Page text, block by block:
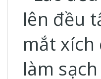
lên đều
mắt xích
làm